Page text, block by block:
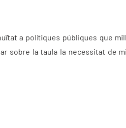
a polítiques públiques que
sobre la taula la necessitat de